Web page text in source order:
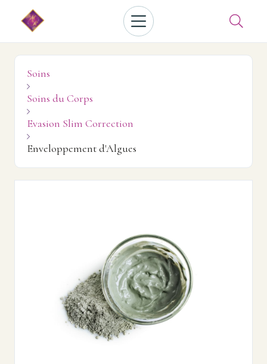

Soins

Soins du Corps

Evasion Slim Correction

Enveloppement d'Algues